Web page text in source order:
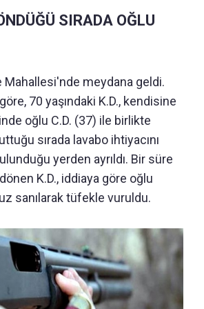
SIRADA OĞLU
Mahallesi'nde meydana geldi.
70 yaşındaki K.D., kendisine
oğlu C.D. (37) ile birlikte
sırada lavabo ihtiyacını
yerden ayrıldı. Bir süre
K.D., iddiaya göre oğlu
sanılarak tüfekle vuruldu.